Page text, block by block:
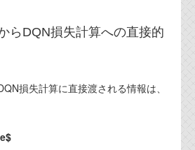
らDQN損失計算への直接的
損失計算に直接渡される情報は、